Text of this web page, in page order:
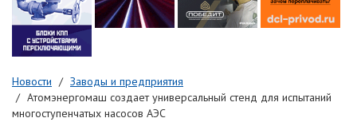
Новости
Заводы и предприятия
Атомэнергомаш создает универсальный стенд для испытаний
многоступенчатых насосов АЭС